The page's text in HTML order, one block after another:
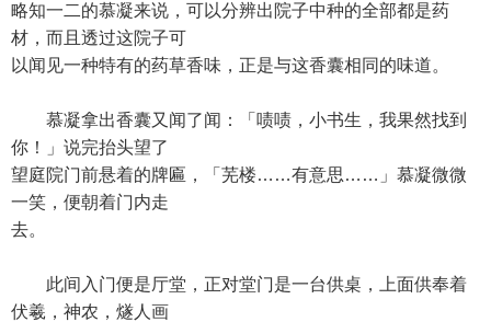
略知一二的慕凝来说，可以分辨出院子中种的全部都是药
材，而且透过这院子可
以闻见一种特有的药草香味，正是与这香囊相同的味道。
慕凝拿出香囊又闻了闻：「啧啧，小书生，我果然找到
你！」说完抬头望了
望庭院门前悬着的牌匾，「芜楼……有意思……」慕凝微微
一笑，便朝着门内走
去。
此间入门便是厅堂，正对堂门是一台供桌，上面供奉着
伏羲，神农，燧人画